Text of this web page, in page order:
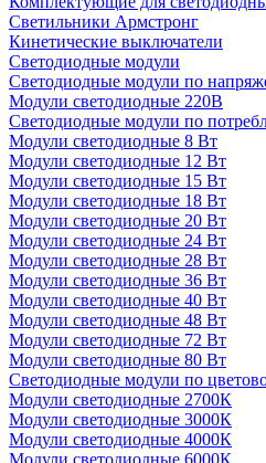
Светильники Армстронг
Кинетические выключатели
Светодиодные модули
Светодиодные модули по
Модули светодиодные 220В
Светодиодные модули по
Модули светодиодные 8 Вт
Модули светодиодные 12 Вт
Модули светодиодные 15 Вт
Модули светодиодные 18 Вт
Модули светодиодные 20 Вт
Модули светодиодные 24 Вт
Модули светодиодные 28 Вт
Модули светодиодные 36 Вт
Модули светодиодные 40 Вт
Модули светодиодные 48 Вт
Модули светодиодные 72 Вт
Модули светодиодные 80 Вт
Светодиодные модули по
Модули светодиодные 2700К
Модули светодиодные 3000К
Модули светодиодные 4000К
Модули светодиодные 6000К